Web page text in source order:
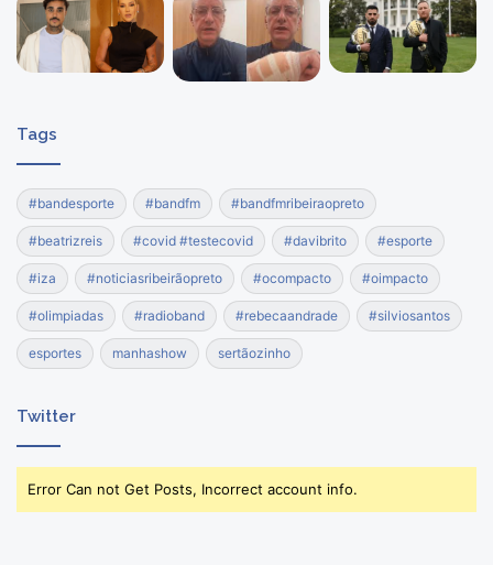
Tags
#bandesporte #bandfm #bandfmribeiraopreto
#beatrizreis #covid #testecovid #davibrito #esporte
#iza #noticiasribeirãopreto #ocompacto #oimpacto
#olimpiadas #radioband #rebecaandrade #silviosantos
esportes manhashow sertãozinho
Twitter
Error Can not Get Posts, Incorrect account info.